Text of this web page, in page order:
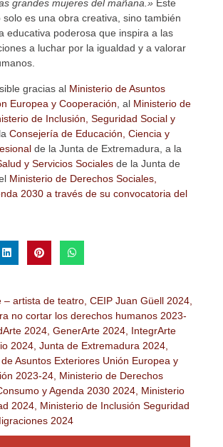
grandes mujeres del mañana.»Este
es una obra creativa, sino también
educativa poderosa que inspira a las
a luchar por la igualdad y a valorar
gracias al Ministerio de Asuntos
Europea y Cooperación , al Ministerio de
de Inclusión, Seguridad Social y
Consejería de Educación, Ciencia y
de la Junta de Extremadura, a la
y Servicios Sociales de la Junta de
Ministerio de Derechos Sociales,
2030 a través de su convocatoria del
– artista de teatro, CEIP Juan Güell 2024,
no cortar los derechos humanos 2023-
2024, GenerArte 2024, IntegrArte
2024, Junta de Extremadura 2024,
Asuntos Exteriores Unión Europea y
2023-24, Ministerio de Derechos
y Agenda 2030 2024, Ministerio
2024, Ministerio de Inclusión Seguridad
2024